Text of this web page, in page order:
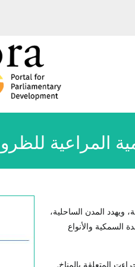
المراعية
ويهدد المدن الساحلية،
والأنواع
المتعلقة بالمناخ.